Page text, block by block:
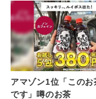
アマゾン1位「このお
です」噂のお茶